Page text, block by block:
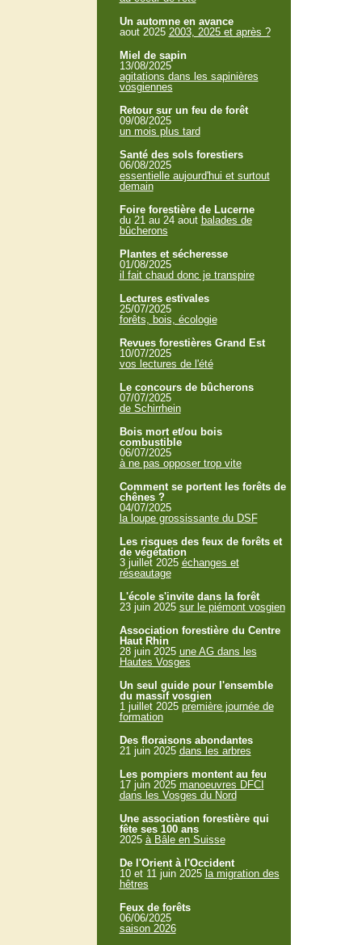
Un automne en avance
aout 2025 2003, 2025 et après ?
Miel de sapin
13/08/2025
agitations dans les sapinières
vosgiennes
Retour sur un feu de forêt
09/08/2025
un mois plus tard
Santé des sols forestiers
06/08/2025
essentielle aujourd'hui et surtout
demain
Foire forestière de Lucerne
du 21 au 24 aout balades de
bûcherons
Plantes et sécheresse
01/08/2025
il fait chaud donc je transpire
Lectures estivales
25/07/2025
forêts, bois, écologie
Revues forestières Grand Est
10/07/2025
vos lectures de l'été
Le concours de bûcherons
07/07/2025
de Schirrhein
Bois mort et/ou bois
combustible
06/07/2025
à ne pas opposer trop vite
Comment se portent les forêts de
chênes ?
04/07/2025
la loupe grossissante du DSF
Les risques des feux de forêts et
de végétation
3 juillet 2025 échanges et
réseautage
L'école s'invite dans la forêt
23 juin 2025 sur le piémont vosgien
Association forestière du Centre
Haut Rhin
28 juin 2025 une AG dans les
Hautes Vosges
Un seul guide pour l'ensemble
du massif vosgien
1 juillet 2025 première journée de
formation
Des floraisons abondantes
21 juin 2025 dans les arbres
Les pompiers montent au feu
17 juin 2025 manoeuvres DFCI
dans les Vosges du Nord
Une association forestière qui
fête ses 100 ans
2025 à Bâle en Suisse
De l'Orient à l'Occident
10 et 11 juin 2025 la migration des
hêtres
Feux de forêts
06/06/2025
saison 2026